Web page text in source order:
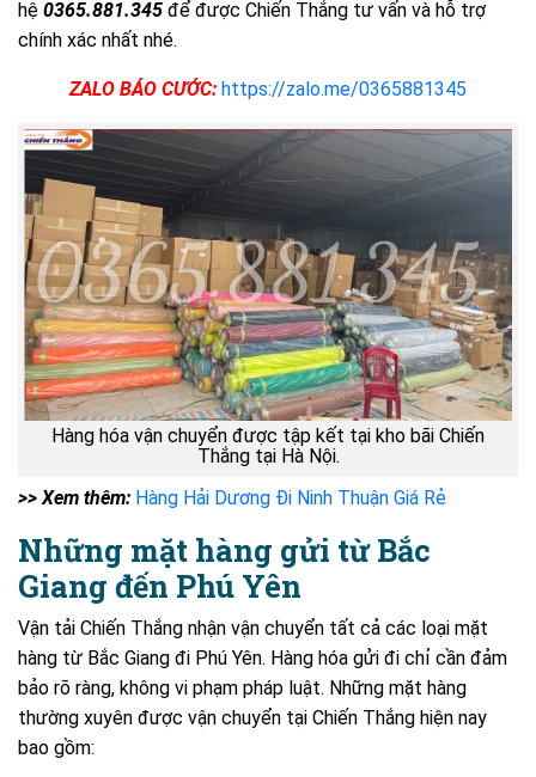
hệ 0365.881.345 để được Chiến Thắng tư vấn và hỗ trợ
chính xác nhất nhé.
ZALO BÁO CƯỚC: https://zalo.me/0365881345
Hàng hóa vận chuyển được tập kết tại kho bãi Chiến
Thắng tại Hà Nội.
>> Xem thêm: Hàng Hải Dương Đi Ninh Thuận Giá Rẻ
Những mặt hàng gửi từ Bắc
Giang đến Phú Yên
Vận tải Chiến Thắng nhận vận chuyển tất cả các loại mặt
hàng từ Bắc Giang đi Phú Yên. Hàng hóa gửi đi chỉ cần đảm
bảo rõ ràng, không vi phạm pháp luật. Những mặt hàng
thường xuyên được vận chuyển tại Chiến Thắng hiện nay
bao gồm: